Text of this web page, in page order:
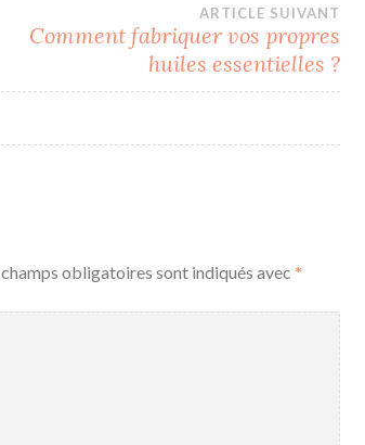
ARTICLE SUIVANT
Comment fabriquer vos propres
huiles essentielles ?
champs obligatoires sont indiqués avec*